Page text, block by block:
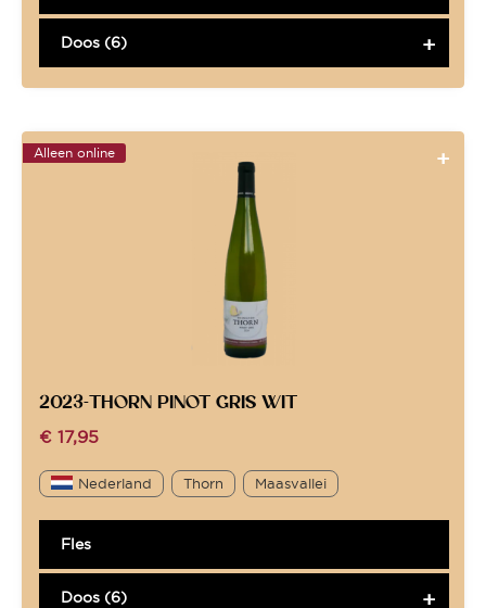
Doos (6)
Alleen online
2023-THORN PINOT GRIS WIT
€ 17,95
Nederland Thorn Maasvallei
Fles
Doos (6)